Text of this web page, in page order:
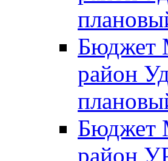
Бюджет
район
Бюджет
район